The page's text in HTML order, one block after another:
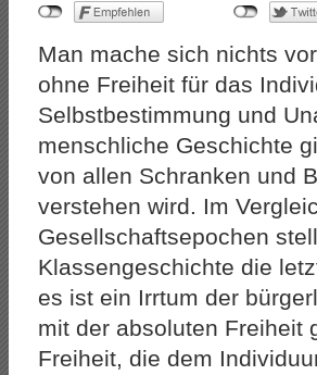
Man mache sich nichts
ohne Freiheit für das
Selbstbestimmung und
menschliche Geschichte
von allen Schranken und
verstehen wird. Im
Gesellschaftsepochen
Klassengeschichte die
es ist ein Irrtum der
mit der absoluten Freiheit
Freiheit, die dem